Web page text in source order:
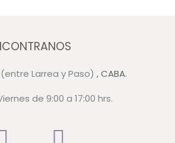
Larrea y Paso) , CABA.
de 9:00 a 17:00 hrs.